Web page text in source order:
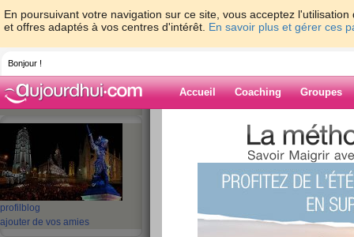
En poursuivant votre navigation sur ce site, vous acceptez
et offres adaptés à vos centres d'intérêt. En savoir plus et gérer ces
Bonjour !
Accueil Coaching Groupes
profil blog
ajouter de vos amies
> lilasblanc2610
Blog de